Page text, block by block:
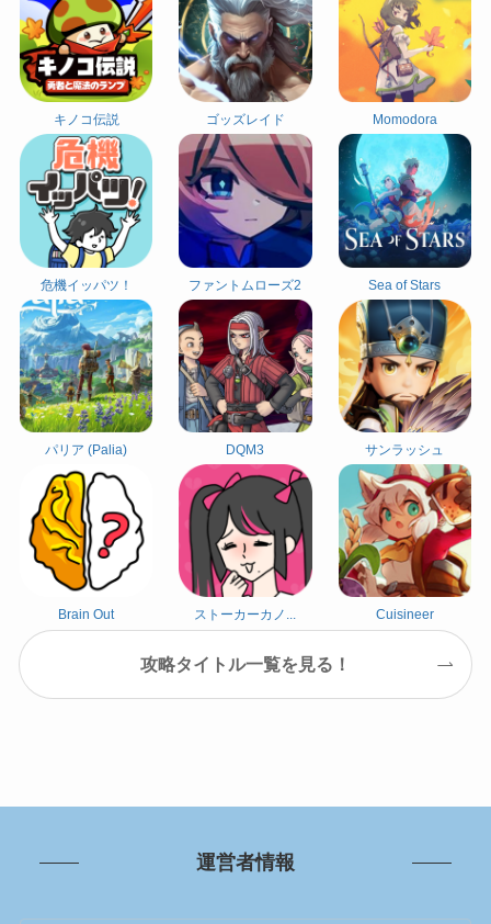
キノコ伝説 ゴッズレイド Momodora
危機イッパツ！ ファントムローズ2 Sea of Stars
パリア (Palia) DQM3 サンラッシュ
Brain Out ストーカーカノ... Cuisineer
攻略タイトル一覧を見る！
運営者情報